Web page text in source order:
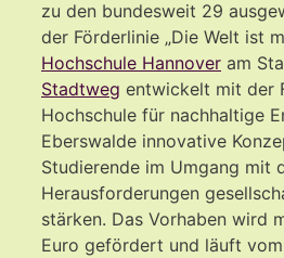
zu den bundesweit 29
der Förderlinie „Die Welt ist
Hochschule Hannover am
Stadtweg entwickelt mit der
Hochschule für nachhaltige
Eberswalde innovative
Studierende im Umgang mit
Herausforderungen
stärken. Das Vorhaben wird
Euro gefördert und läuft